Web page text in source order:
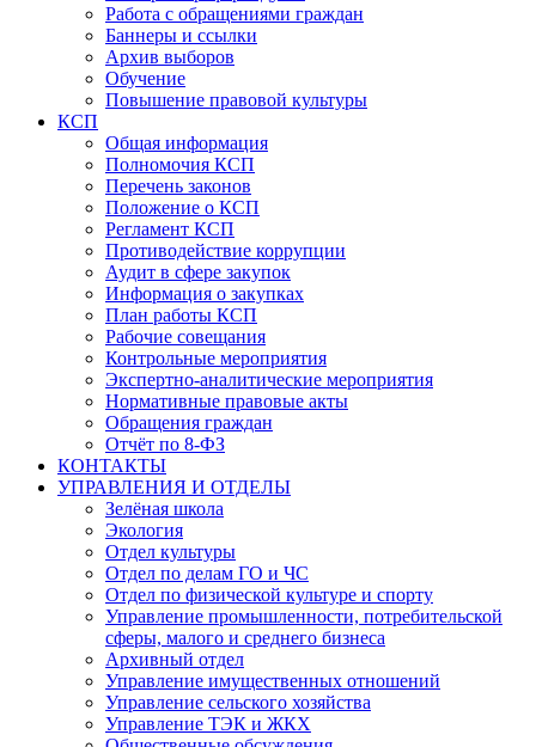
Работа с обращениями граждан
Баннеры и ссылки
Архив выборов
Обучение
Повышение правовой культуры
КСП
Общая информация
Полномочия КСП
Перечень законов
Положение о КСП
Регламент КСП
Противодействие коррупции
Аудит в сфере закупок
Информация о закупках
План работы КСП
Рабочие совещания
Контрольные мероприятия
Экспертно-аналитические мероприятия
Нормативные правовые акты
Обращения граждан
Отчёт по 8-ФЗ
КОНТАКТЫ
УПРАВЛЕНИЯ И ОТДЕЛЫ
Зелёная школа
Экология
Отдел культуры
Отдел по делам ГО и ЧС
Отдел по физической культуре и спорту
Управление промышленности, потребительской
сферы, малого и среднего бизнеса
Архивный отдел
Управление имущественных отношений
Управление сельского хозяйства
Управление ТЭК и ЖКХ